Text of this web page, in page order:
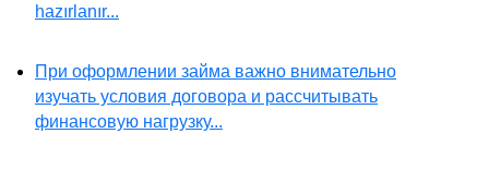
hazırlanır...
При оформлении займа важно внимательно
изучать условия договора и рассчитывать
финансовую нагрузку...